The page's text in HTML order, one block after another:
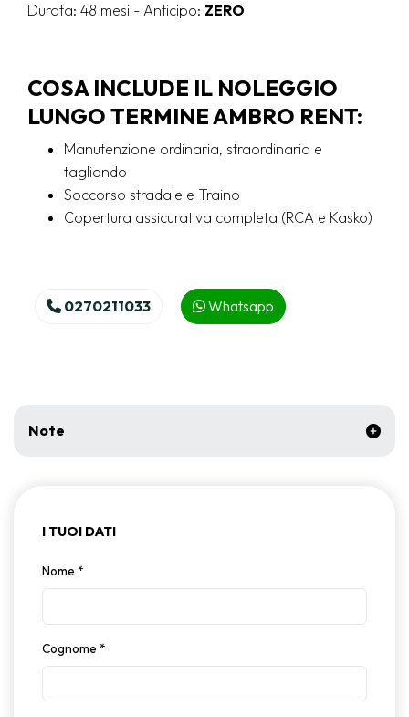
Durata: 48 mesi - Anticipo: ZERO
COSA INCLUDE IL NOLEGGIO
LUNGO TERMINE AMBRO RENT:
Manutenzione ordinaria, straordinaria e
tagliando
Soccorso stradale e Traino
Copertura assicurativa completa (RCA e Kasko)
0270211033 Whatsapp
Note
I TUOI DATI
Nome *
Cognome *